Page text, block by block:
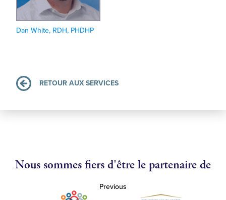
Dan White, RDH, PHDHP
RETOUR AUX SERVICES
Nous sommes fiers d'être le partenaire de
Previous